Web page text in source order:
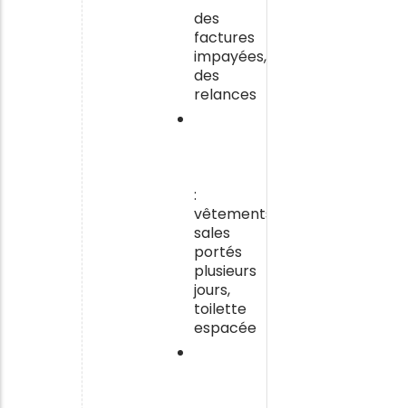
des
factures
impayées,
des
relances
:
vêtements
sales
portés
plusieurs
jours,
toilette
espacée